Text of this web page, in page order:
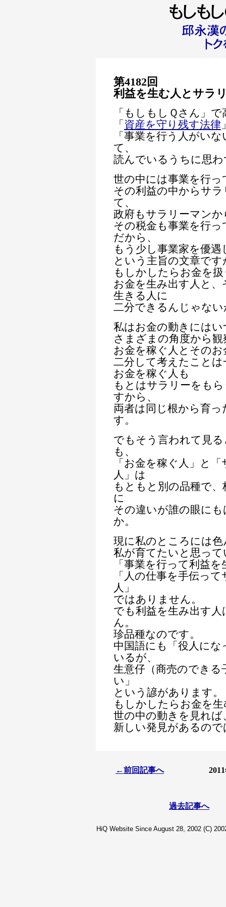
第4182回
利益を生む人とサラ
「もしもしＱさん」
「 資産を守り残す法律
「事業を行う人がい
て、
読んでいるうちに思
世の中には事業を行
その利益の中からサ
て、
政府もサラリーマン
その税金も事業を行
だから、
もう少し事業家を優
という主旨の文章で
もしかしたらお金を
お金を生み出す人と
生きる人に
二分できるんじゃな
私はお金の動きには
さまざまの角度から
お金を稼ぐ人とその
二分して考えたこと
お金を稼ぐ人も
もとはサラリーをも
すから、
両者は同じ根から育
す。
でもそう言われて見
も、
「お金を稼ぐ人」と
人」は
もともと別の品種で
に
その違いが誰の眼に
か。
現に私のところには
私が育てたいと思っ
「事業を行って利益
「人の仕事を手伝っ
人」
ではありません。
でも利益を生み出す
ん。
珍品種なのです。
中国語にも「役人に
いるが、
生意仔（商売のでき
い」
という諺があります。
もしかしたらお金を
世の中の動きを見れば
新しい発見があるの
←前回記事へ
過去記事へ
HiQ Website Since August 28, 2002 (C)